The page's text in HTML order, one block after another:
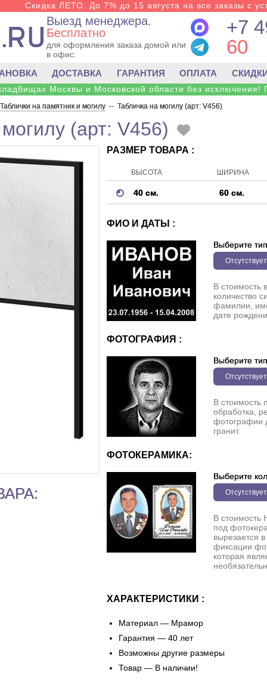
Скидка ЛЕТО. До 7% до 15 августа на все заказы с
Выезд менеджера.
Бесплатно
для оформления заказа домой или
в офис.
+7
60
ДОСТАВКА ГАРАНТИЯ ОПЛАТА
Москвы и Московской области без исключения!
Таблички на памятник и могилу -- Табличка на могилу (арт: V456)
(арт: V456)
РАЗМЕР ТОВАРА :
ВЫСОТА ШИРИНА
40 см. 60 см.
ФИО И ДАТЫ :
Выберите тип
Отсутствует
В стоимость
количество
фамилии,
дате
ФОТОГРАФИЯ :
Выберите тип
Отсутствует
В стоимость
обработка,
фотографии
гранит.
ФОТОКЕРАМИКА:
Выберите
Отсутствует
В стоимость
под
вырезается
фиксации
которая
ХАРАКТЕРИСТИКИ :
Материал — Мрамор
Гарантия — 40 лет
Возможны другие размеры
Товар — В наличии!